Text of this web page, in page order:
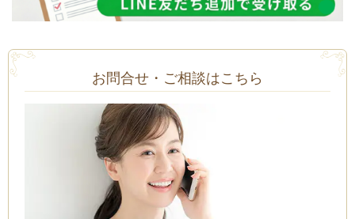
お問合せ・ご相談はこちら